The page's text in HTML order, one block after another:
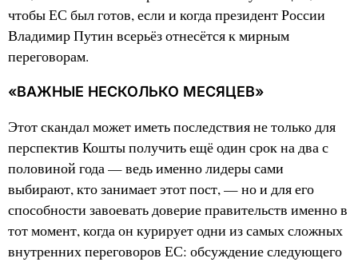
чтобы ЕС был готов, если и когда президент России
Владимир Путин всерьёз отнесётся к мирным
переговорам.
«ВАЖНЫЕ НЕСКОЛЬКО МЕСЯЦЕВ»
Этот скандал может иметь последствия не только для
перспектив Кошты получить ещё один срок на два с
половиной года — ведь именно лидеры сами
выбирают, кто занимает этот пост, — но и для его
способности завоевать доверие правительств именно в
тот момент, когда он курирует одни из самых сложных
внутренних переговоров ЕС: обсуждение следующего